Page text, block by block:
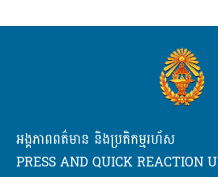
អង្គភាពពត៌មាន និងប្រតិកម្មរហ័ស
PRESS AND QUICK REACTION